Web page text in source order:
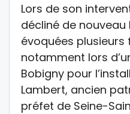
Lors de son
décliné de nouveau
évoquées plusieurs
notamment lors
Bobigny pour
Lambert, ancien
préfet de Seine-